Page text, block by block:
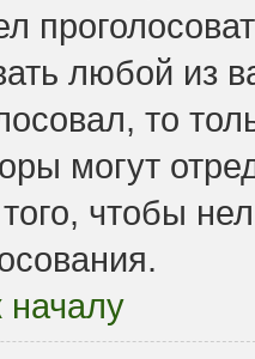
любой из
то
могут
чтобы
началу